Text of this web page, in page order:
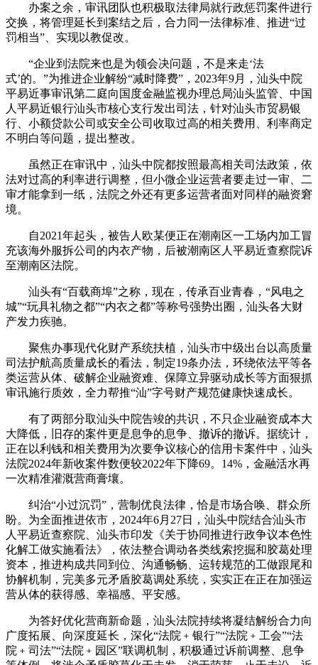
办案之余，审讯团队也积极取法律局就行政惩罚案件进行
交换，将管理延长到案结之后，合力同一法律标准、推进“过
罚相当”、实现以教促改。
“企业到法院来也是为领会决问题，不是来走‘法
式’的。”为推进企业解纷“减时降费”，2023年9月，汕头中院
平易近事审讯第二庭向国度金融监视办理总局汕头监管、中国
人平易近银行汕头市核心支行发出司法，针对汕头市贸易银
行、小额贷款公司或安全公司收取过高的相关费用、利率商定
不明白等问题，提出整改。
虽然正在审讯中，汕头中院都按照最高相关司法政策，依
法对过高的利率进行调整，但小微企业运营者要走过一审、二
审才能拿到一纸，法院之外还有更多运营者面对同样的融资窘
境。
自2021年起头，被告人欧某便正在潮南区一工场内加工冒
充该海外服拆公司的内衣产物，后被潮南区人平易近查察院诉
至潮南区法院。
汕头有“百载商埠”之称，现在，传承百业青春，“风电之
城”“玩具礼物之都”“内衣之都”等称号强势出圈，汕头各大财
产发力疾驰。
聚焦办事现代化财产系统扶植，汕头市中级出台以高质量
司法护航高质量成长的看法，制定19条办法，环绕依法平等各
类运营从体、破解企业融资难、保障立异驱动成长等方面狠抓
审讯施行质效，全力帮推“汕”字号财产规范健康快速成长。
有了两部分取汕头中院告竣的共识，不只企业融资成本大
大降低，旧存的案件更是息争的息争、撤诉的撤诉。据统计，
正在以利钱和相关费用为次要争议核心的信用卡案件中，汕头
法院2024年新收案件数便较2022年下降69。14%，金融活水再
一次精准灌溉营商膏壤。
纠治“小过沉罚”，营制优良法律，恰是市场合唤、群众所
盼。为全面推进依市，2024年6月27日，汕头中院结合汕头市
人平易近查察院、汕头市印发《关于协同推进行政争议本色性
化解工做实施看法》，依法整合调动各类线索挖掘和胶葛处理
资本，推进构成共同到位、沟通畅畅、运转规范的工做跟尾和
协解机制，完美多元矛盾胶葛调处系统，实实正在正在加强运
营从体的获得感、幸福感、平安感。
为答好优化营商新命题，汕头法院持续将凝结解纷合力向
广度拓展、向深度延长，深化“法院﹢银行”“法院﹢工会”“法
院﹢司法”“法院﹢园区”联调机制，积极通过诉前调整、息争